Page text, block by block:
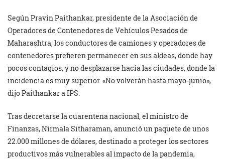
Según Pravin Paithankar, presidente de la Asociación de
Operadores de Contenedores de Vehículos Pesados de
Maharashtra, los conductores de camiones y operadores de
contenedores prefieren permanecer en sus aldeas, donde hay
pocos contagios, y no desplazarse hacia las ciudades, donde la
incidencia es muy superior. «No volverán hasta mayo-junio»,
dijo Paithankar a IPS.
Tras decretarse la cuarentena nacional, el ministro de
Finanzas, Nirmala Sitharaman, anunció un paquete de unos
22.000 millones de dólares, destinado a proteger los sectores
productivos más vulnerables al impacto de la pandemia,